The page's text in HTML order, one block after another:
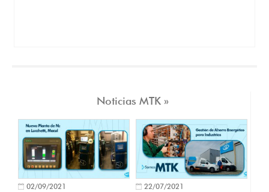
Noticias MTK »
02/09/2021 22/07/2021